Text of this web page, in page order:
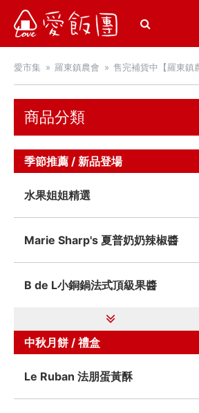
愛飯團
愛市集 羅東鎮農會 售完補貨中【羅東鎮
商品分類
季節推薦 / 新品登場
水果姐姐精選
Marie Sharp's 夏普奶奶辣椒醬
B de L小銅鍋法式頂級果醬
中秋月餅 / 禮盒
Le Ruban 法朋蛋黃酥